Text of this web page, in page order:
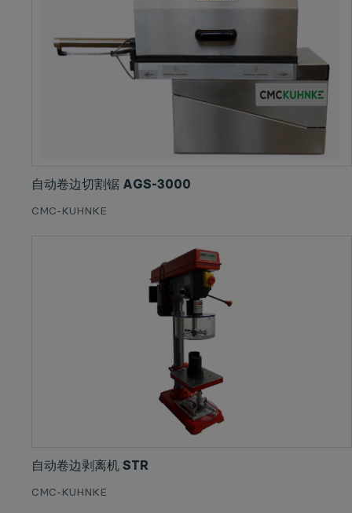
自动卷边切割锯 AGS-3000
CMC-KUHNKE
自动卷边剥离机 STR
CMC-KUHNKE